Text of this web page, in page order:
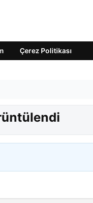
Çerez Politikası